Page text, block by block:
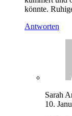
könnte.
Antworten
Sarah
10.